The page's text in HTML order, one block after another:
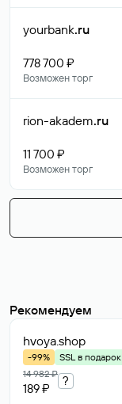
yourbank.ru
778 700 ₽
Возможен торг
rion-akadem.ru
11 700 ₽
Возможен торг
Рекомендуем
hvoya.shop
-99%
SSL в подарок
14 982 ₽
189 ₽
?